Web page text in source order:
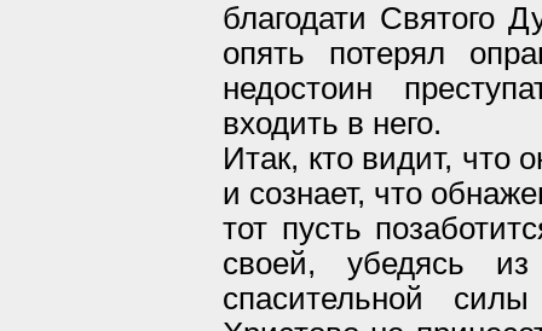
благодати Святого
опять потерял
недостоин
входить в него.
Итак, кто видит, что
и сознает, что
тот пусть
своей, убедясь
спасительной